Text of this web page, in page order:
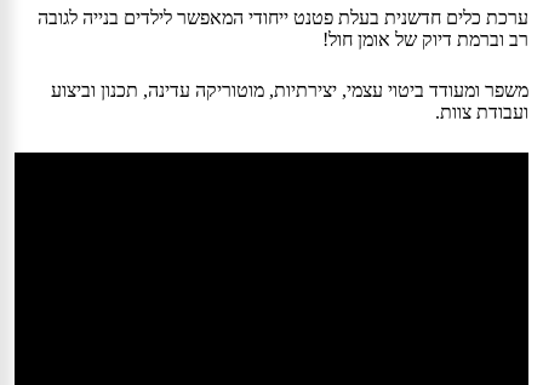
ערכת כלים חדשנית בעלת פטנט ייחודי המאפשר לילדים בנייה לגובה
רב וברמת דיוק של אומן חול!
משפר ומעודד ביטוי עצמי, יצירתיות, מוטוריקה עדינה, תכנון וביצוע
ועבודת צוות.